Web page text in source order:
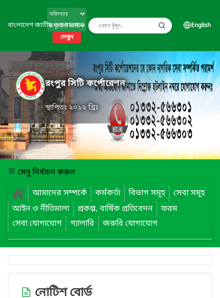
বাংলাদেশ জাতীয় তথ্য বাতায়ন
দেখুন
English
রংপুর সিটি কর্পোরেশন
স্থাপিতঃ ২০১২ খ্রিঃ
মেনু নির্বাচন করুন
আমাদের সম্পর্কে
কর্মকর্তা বিভাগ সমূহ
সেবা সমূহ
আইন ও নীতিমালা
প্রকল্প, বার্ষিক প্রতিবেদন
ফরম
সেবা যোগাযোগ
গ্যালারি জরুরি যোগাযোগ
নোটিশ বোর্ড